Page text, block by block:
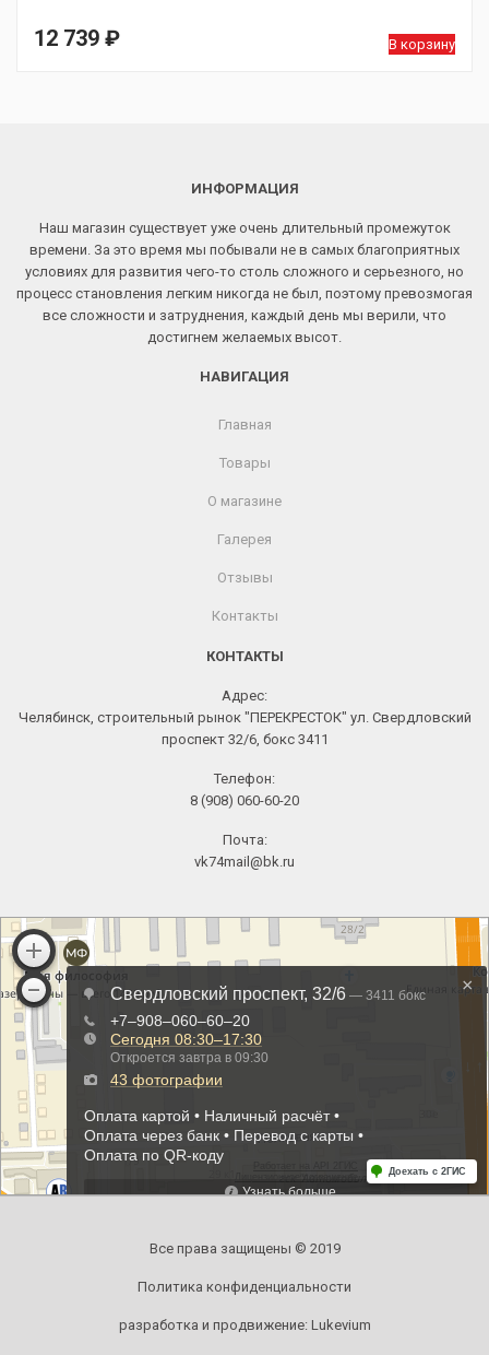
12 739 ₽ В корзину
ИНФОРМАЦИЯ
Наш магазин существует уже очень длительный промежуток
времени. За это время мы побывали не в самых благоприятных
условиях для развития чего-то столь сложного и серьезного, но
процесс становления легким никогда не был, поэтому превозмогая
все сложности и затруднения, каждый день мы верили, что
достигнем желаемых высот.
НАВИГАЦИЯ
Главная
Товары
О магазине
Галерея
Отзывы
Контакты
КОНТАКТЫ
Адрес:
Челябинск, строительный рынок "ПЕРЕКРЕСТОК" ул. Свердловский
проспект 32/6, бокс 3411
Телефон:
8 (908) 060-60-20
Почта:
vk74mail@bk.ru
Все права защищены © 2019
Политика конфиденциальности
разработка и продвижение: Lukevium